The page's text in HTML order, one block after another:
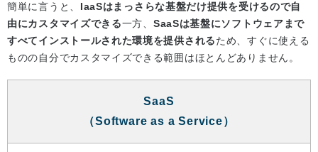
簡単に言うと、 IaaSはまっさらな基盤だけ提供を受けるので自
由にカスタマイズできる一方、 SaaSは基盤にソフトウェアまで
すべてインストールされた環境を提供されるため、すぐに使える
ものの自分でカスタマイズできる範囲はほとんどありません。
SaaS
（Software as a Service）